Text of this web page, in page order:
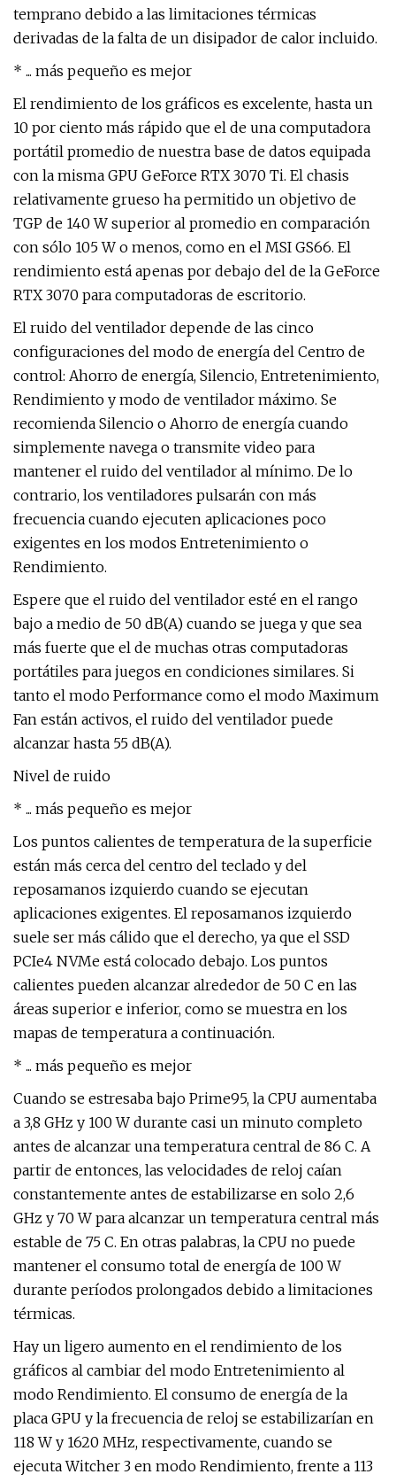
temprano debido a las limitaciones térmicas
derivadas de la falta de un disipador de calor incluido.
* ... más pequeño es mejor
El rendimiento de los gráficos es excelente, hasta un
10 por ciento más rápido que el de una computadora
portátil promedio de nuestra base de datos equipada
con la misma GPU GeForce RTX 3070 Ti. El chasis
relativamente grueso ha permitido un objetivo de
TGP de 140 W superior al promedio en comparación
con sólo 105 W o menos, como en el MSI GS66. El
rendimiento está apenas por debajo del de la GeForce
RTX 3070 para computadoras de escritorio.
El ruido del ventilador depende de las cinco
configuraciones del modo de energía del Centro de
control: Ahorro de energía, Silencio, Entretenimiento,
Rendimiento y modo de ventilador máximo. Se
recomienda Silencio o Ahorro de energía cuando
simplemente navega o transmite video para
mantener el ruido del ventilador al mínimo. De lo
contrario, los ventiladores pulsarán con más
frecuencia cuando ejecuten aplicaciones poco
exigentes en los modos Entretenimiento o
Rendimiento.
Espere que el ruido del ventilador esté en el rango
bajo a medio de 50 dB(A) cuando se juega y que sea
más fuerte que el de muchas otras computadoras
portátiles para juegos en condiciones similares. Si
tanto el modo Performance como el modo Maximum
Fan están activos, el ruido del ventilador puede
alcanzar hasta 55 dB(A).
Nivel de ruido
* ... más pequeño es mejor
Los puntos calientes de temperatura de la superficie
están más cerca del centro del teclado y del
reposamanos izquierdo cuando se ejecutan
aplicaciones exigentes. El reposamanos izquierdo
suele ser más cálido que el derecho, ya que el SSD
PCIe4 NVMe está colocado debajo. Los puntos
calientes pueden alcanzar alrededor de 50 C en las
áreas superior e inferior, como se muestra en los
mapas de temperatura a continuación.
* ... más pequeño es mejor
Cuando se estresaba bajo Prime95, la CPU aumentaba
a 3,8 GHz y 100 W durante casi un minuto completo
antes de alcanzar una temperatura central de 86 C. A
partir de entonces, las velocidades de reloj caían
constantemente antes de estabilizarse en solo 2,6
GHz y 70 W para alcanzar un temperatura central más
estable de 75 C. En otras palabras, la CPU no puede
mantener el consumo total de energía de 100 W
durante períodos prolongados debido a limitaciones
térmicas.
Hay un ligero aumento en el rendimiento de los
gráficos al cambiar del modo Entretenimiento al
modo Rendimiento. El consumo de energía de la
placa GPU y la frecuencia de reloj se estabilizarían en
118 W y 1620 MHz, respectivamente, cuando se
ejecuta Witcher 3 en modo Rendimiento, frente a 113